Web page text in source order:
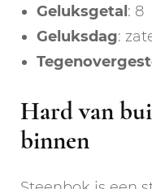
Geluksgetal: 8
Geluksdag:
Hard van
binnen